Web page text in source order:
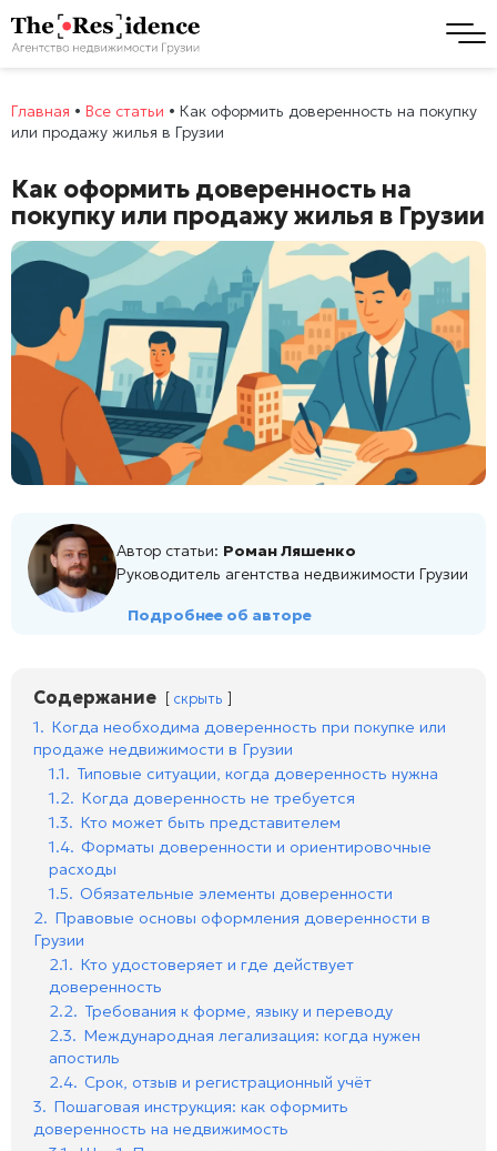
Главная • Все статьи • Как оформить доверенность на покупку
или продажу жилья в Грузии
Как оформить доверенность на
покупку или продажу жилья в Грузии
Автор статьи: Роман Ляшенко
Руководитель агентства недвижимости Грузии
Подробнее об авторе
Содержание скрыть
1. Когда необходима доверенность при покупке или
продаже недвижимости в Грузии
1.1. Типовые ситуации, когда доверенность нужна
1.2. Когда доверенность не требуется
1.3. Кто может быть представителем
1.4. Форматы доверенности и ориентировочные
расходы
1.5. Обязательные элементы доверенности
2. Правовые основы оформления доверенности в
Грузии
2.1. Кто удостоверяет и где действует
доверенность
2.2. Требования к форме, языку и переводу
2.3. Международная легализация: когда нужен
апостиль
2.4. Срок, отзыв и регистрационный учёт
3. Пошаговая инструкция: как оформить
доверенность на недвижимость